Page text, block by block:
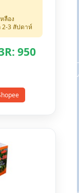
ลือง
2-3 สัปดาห์
950